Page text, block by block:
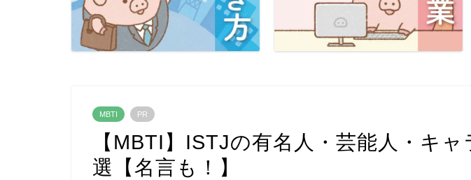
MBTI PR
【MBTI】ISTJの有名人・芸能人・キ
選【名言も！】